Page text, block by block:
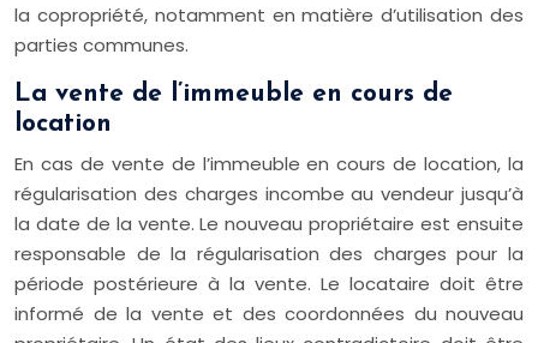
la copropriété, notamment en matière d’utilisation des
parties communes.
La vente de l’immeuble en cours de
location
En cas de vente de l’immeuble en cours de location, la
régularisation des charges incombe au vendeur jusqu’à
la date de la vente. Le nouveau propriétaire est ensuite
responsable de la régularisation des charges pour la
période postérieure à la vente. Le locataire doit être
informé de la vente et des coordonnées du nouveau